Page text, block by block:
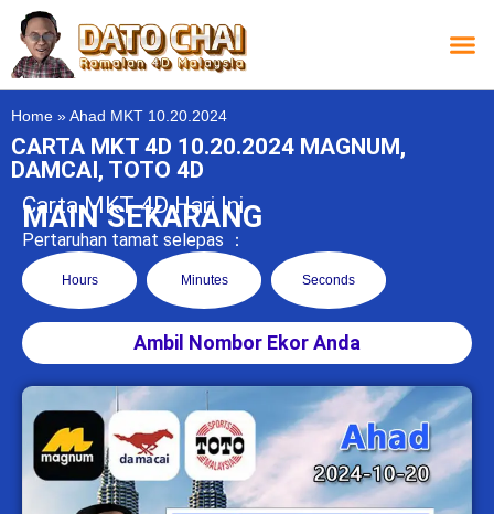
Home » Ahad MKT 10.20.2024
CARTA MKT 4D 10.20.2024 MAGNUM,
DAMCAI, TOTO 4D
Carta MKT 4D Hari Ini
MAIN SEKARANG
Pertaruhan tamat selepas ：
Hours Minutes Seconds
Ambil Nombor Ekor Anda